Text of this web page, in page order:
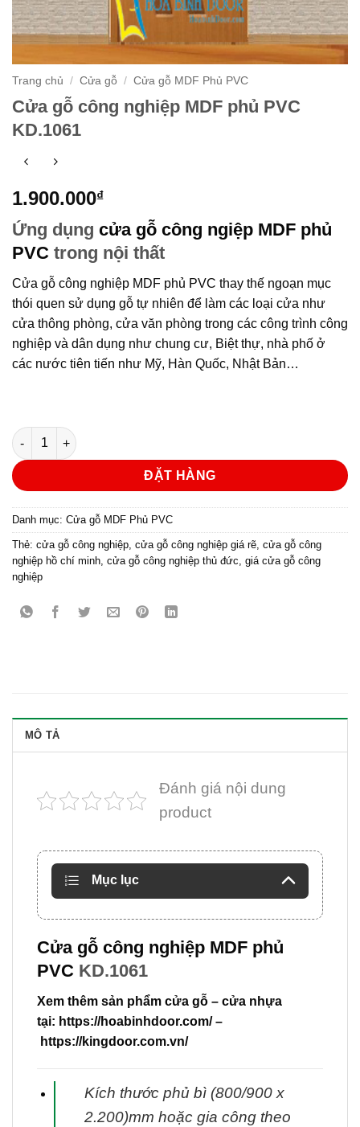
Trang chủ / Cửa gỗ / Cửa gỗ MDF Phủ PVC
Cửa gỗ công nghiệp MDF phủ PVC
KD.1061
1.900.000₫
Ứng dụng cửa gỗ công ngiệp MDF phủ
PVC trong nội thất
Cửa gỗ công nghiệp MDF phủ PVC thay thế ngoạn mục
thói quen sử dụng gỗ tự nhiên để làm các loại cửa như
cửa thông phòng, cửa văn phòng trong các công trình công
nghiệp và dân dụng như chung cư, Biệt thự, nhà phố ở
các nước tiên tiến như Mỹ, Hàn Quốc, Nhật Bản…
Cửa gỗ công nghiệp MDF phủ PVC KD.1061 số lượng
ĐẶT HÀNG
Danh mục: Cửa gỗ MDF Phủ PVC
Thẻ: cửa gỗ công nghiệp, cửa gỗ công nghiệp giá rẽ, cửa gỗ công
nghiệp hồ chí minh, cửa gỗ công nghiệp thủ đức, giá cửa gỗ công
nghiệp
MÔ TẢ
Đánh giá nội dung
product
Mục lục
Cửa gỗ công nghiệp MDF phủ
PVC KD.1061
Xem thêm sản phẩm cửa gỗ – cửa nhựa
tại: https://hoabinhdoor.com/ –
https://kingdoor.com.vn/
Kích thước phủ bì (800/900 x
2.200)mm hoặc gia công theo